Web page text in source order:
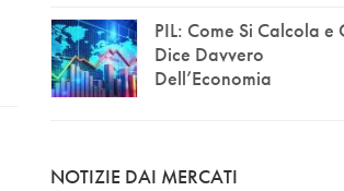
PIL: Come Si Calcola e
Dice Davvero
Dell’Economia
NOTIZIE DAI MERCATI